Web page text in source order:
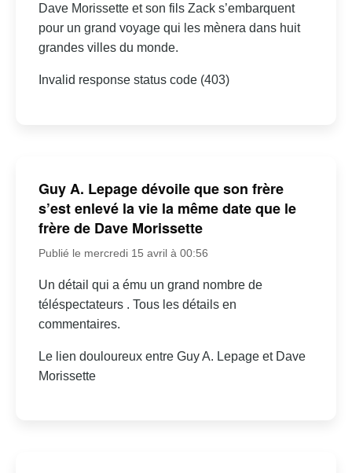
Dave Morissette et son fils Zack s’embarquent
pour un grand voyage qui les mènera dans huit
grandes villes du monde.
Invalid response status code (403)
Guy A. Lepage dévoile que son frère
s’est enlevé la vie la même date que le
frère de Dave Morissette
Publié le mercredi 15 avril à 00:56
Un détail qui a ému un grand nombre de
téléspectateurs . Tous les détails en
commentaires.
Le lien douloureux entre Guy A. Lepage et Dave
Morissette